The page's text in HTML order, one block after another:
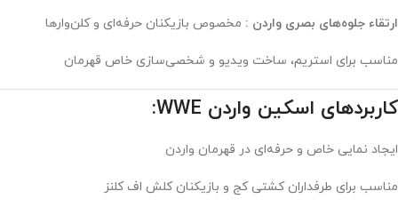
ارتقاء جلوه‌های بصری واردن : مخصوص بازیکنان حرفه‌ای و کلن‌وارها
مناسب برای استریم، ساخت ویدیو و شخصی‌سازی خاص قهرمان
کاربردهای اسکین واردن WWE:
ایجاد نمایی خاص و حرفه‌ای در قهرمان واردن
مناسب برای طرفداران کشتی کج و بازیکنان کلش اف کلنز